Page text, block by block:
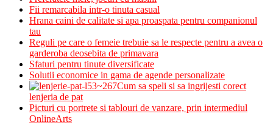
Fii remarcabila intr-o tinuta casual
Hrana caini de calitate si apa proaspata pentru companionul
tau
Reguli pe care o femeie trebuie sa le respecte pentru a avea o
garderoba deosebita de primavara
Sfaturi pentru tinute diversificate
Solutii economice in gama de agende personalizate
Cum sa speli si sa ingrijesti corect
lenjeria de pat
Picturi cu portrete si tablouri de vanzare, prin intermediul
OnlineArts